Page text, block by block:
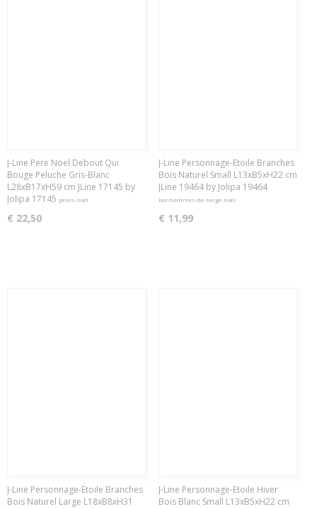
J-Line Pere Noel Debout Qui
Bouge Peluche Gris-Blanc
L28xB17xH59 cm JLine 17145 by
Jolipa 17145 peres-noël
€ 22,50
J-Line Personnage-Etoile Branches
Bois Naturel Small L13xB5xH22 cm
JLine 19464 by Jolipa 19464
bonhommes-de-neige-noël
€ 11,99
J-Line Personnage-Etoile Branches
Bois Naturel Large L18xB8xH31
J-Line Personnage-Etoile Hiver
Bois Blanc Small L13xB5xH22 cm